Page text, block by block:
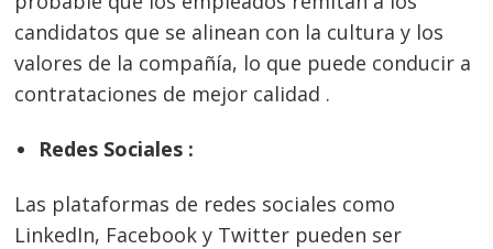
candidatos que se alinean con la cultura y los
valores de la compañía, lo que puede conducir a
contrataciones de mejor calidad .
Redes Sociales :
Las plataformas de redes sociales como
LinkedIn, Facebook y Twitter pueden ser